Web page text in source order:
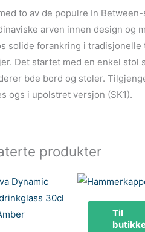
to av de populre In
arven innen design og
solide forankring i
Det startet med en enkel
bde bord og stoler.
ogs i upolstret versjon (SK1).
produkter
Til